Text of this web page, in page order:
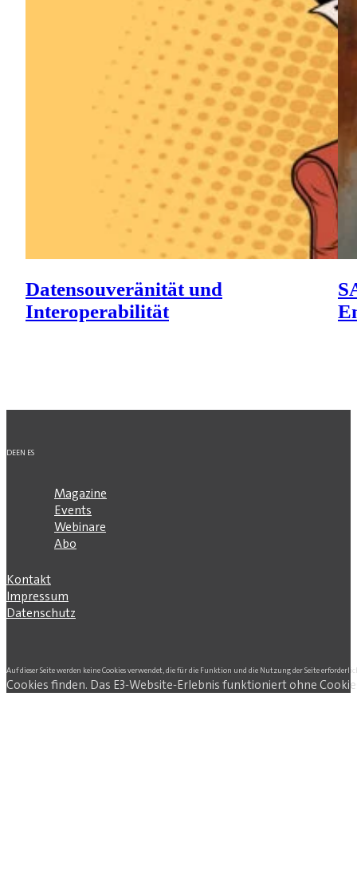
Datensouveränität und
Interoperabilität
DEEN ES
Magazine
Events
Webinare
Abo
Kontakt
Impressum
Datenschutz
Auf dieser Seite werden keine Cookies verwendet, die für die Funktion und die Nutzung der Seite
Cookies finden. Das E3-Website-Erlebnis funktioniert ohne